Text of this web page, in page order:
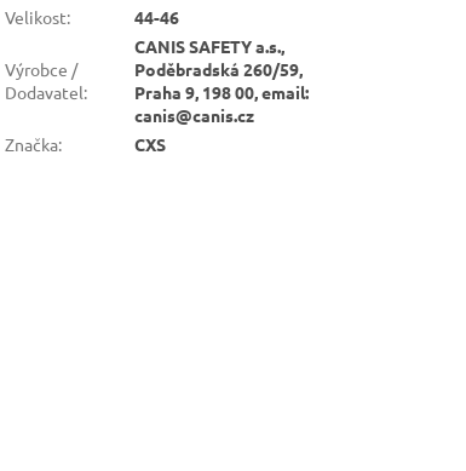
Velikost: 44-46
Výrobce /
Dodavatel:
CANIS SAFETY a.s.,
Poděbradská 260/59,
Praha 9, 198 00, email:
canis@canis.cz
Značka: CXS